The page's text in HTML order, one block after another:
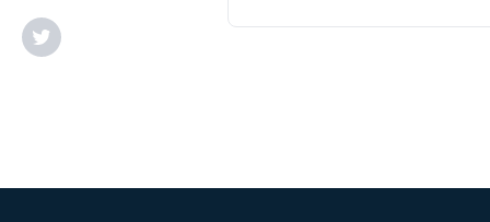
in the aorta
hurdles